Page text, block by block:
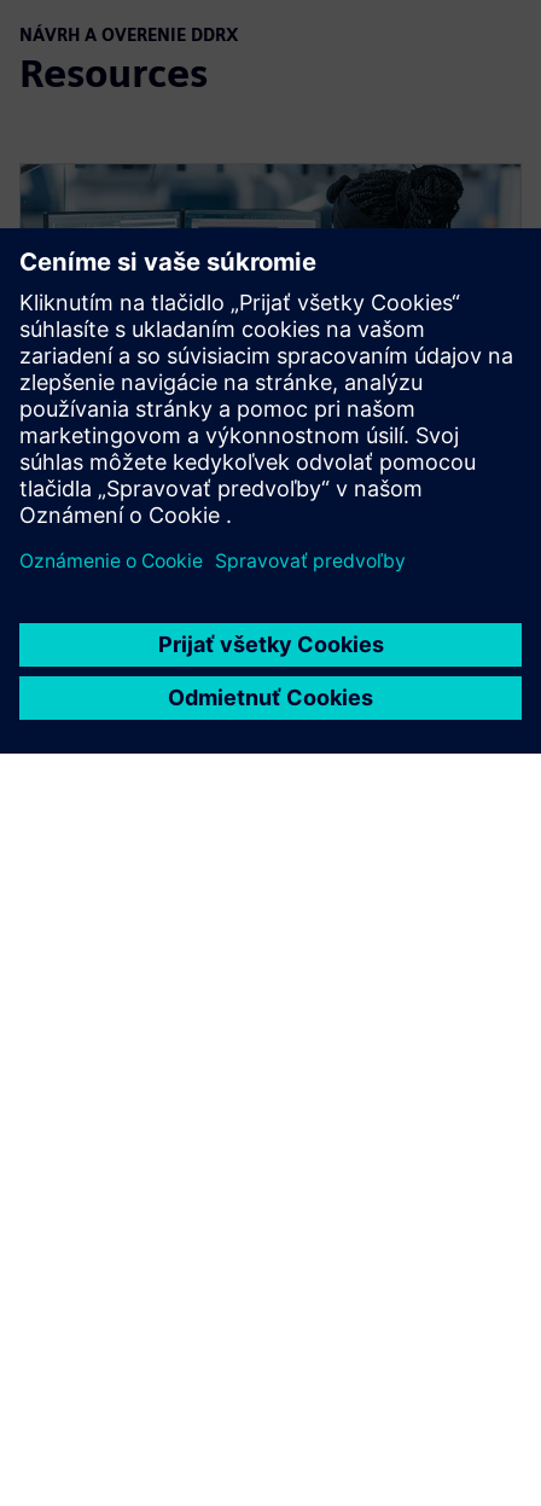
NÁVRH A OVERENIE DDRX
Resources
WEBINAR
Customizing DDR4 designs for
cost & performance
This webinar will discuss the different design
variables that can affect DDR design margin, and
show how board and system designers can use